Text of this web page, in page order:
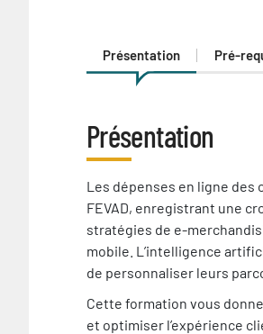
Présentation Pré-
Présentation
Présentation
Les dépenses en ligne des
FEVAD, enregistrant une
stratégies de e-
mobile. L’intelligence
de personnaliser leurs
Cette formation vous
et optimiser l’expérience